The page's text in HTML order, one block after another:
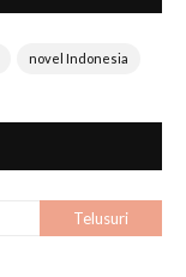
novel Indonesia